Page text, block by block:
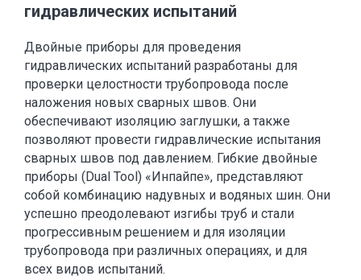
гидравлических испытаний
Двойные приборы для проведения
гидравлических испытаний разработаны для
проверки целостности трубопровода после
наложения новых сварных швов. Они
обеспечивают изоляцию заглушки, а также
позволяют провести гидравлические испытания
сварных швов под давлением. Гибкие двойные
приборы (Dual Tool) «Инпайпе», представляют
собой комбинацию надувных и водяных шин. Они
успешно преодолевают изгибы труб и стали
прогрессивным решением и для изоляции
трубопровода при различных операциях, и для
всех видов испытаний.